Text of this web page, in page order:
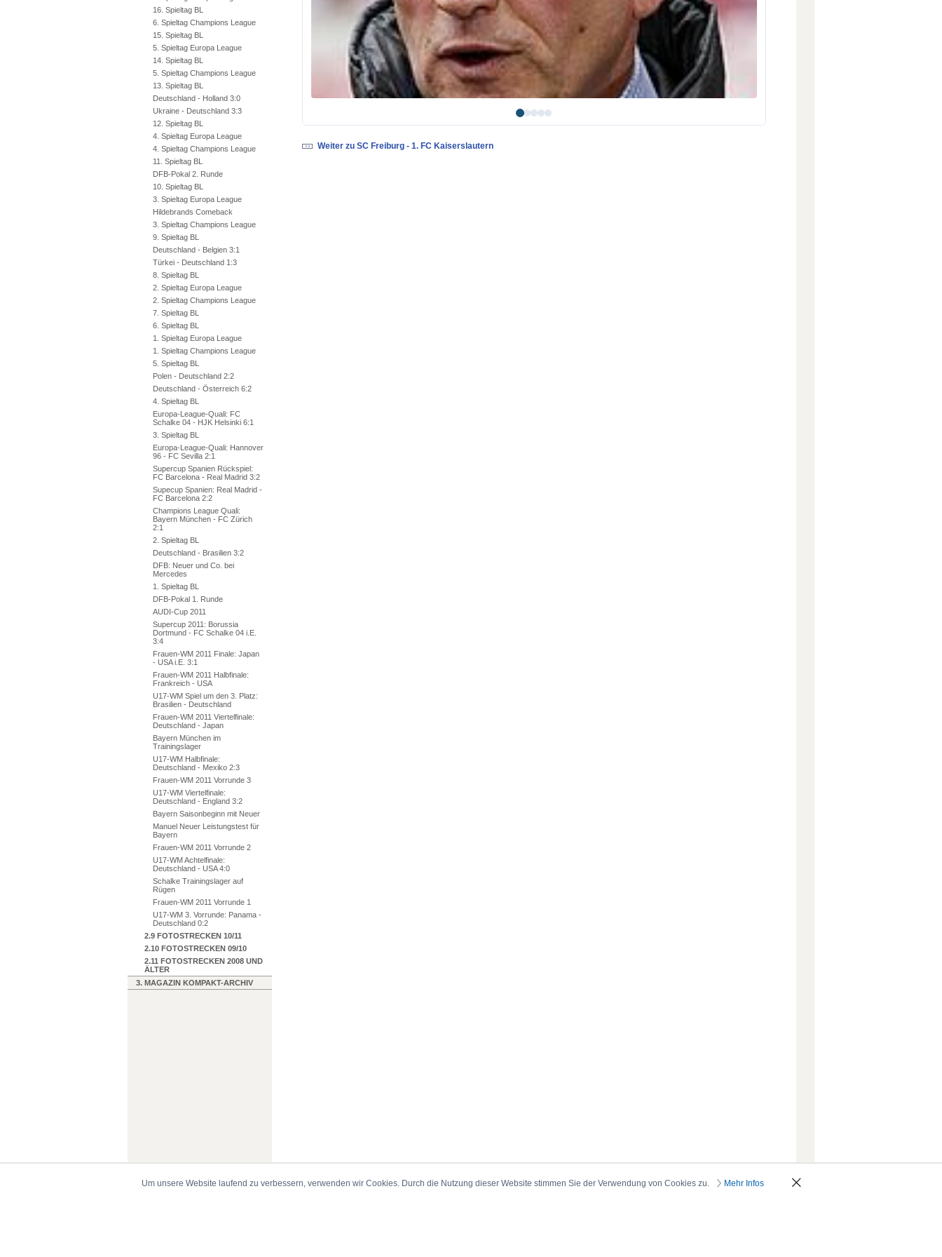
16. Spieltag BL
6. Spieltag Champions League
15. Spieltag BL
5. Spieltag Europa League
14. Spieltag BL
5. Spieltag Champions League
13. Spieltag BL
Deutschland - Holland 3:0
Ukraine - Deutschland 3:3
12. Spieltag BL
4. Spieltag Europa League
4. Spieltag Champions League
11. Spieltag BL
DFB-Pokal 2. Runde
10. Spieltag BL
3. Spieltag Europa League
Hildebrands Comeback
3. Spieltag Champions League
9. Spieltag BL
Deutschland - Belgien 3:1
Türkei - Deutschland 1:3
8. Spieltag BL
2. Spieltag Europa League
2. Spieltag Champions League
7. Spieltag BL
6. Spieltag BL
1. Spieltag Europa League
1. Spieltag Champions League
5. Spieltag BL
Polen - Deutschland 2:2
Deutschland - Österreich 6:2
4. Spieltag BL
Europa-League-Quali: FC
Schalke 04 - HJK Helsinki 6:1
3. Spieltag BL
Europa-League-Quali: Hannover
96 - FC Sevilla 2:1
Supercup Spanien Rückspiel:
FC Barcelona - Real Madrid 3:2
Supecup Spanien: Real Madrid -
FC Barcelona 2:2
Champions League Quali:
Bayern München - FC Zürich
2:1
2. Spieltag BL
Deutschland - Brasilien 3:2
DFB: Neuer und Co. bei
Mercedes
1. Spieltag BL
DFB-Pokal 1. Runde
AUDI-Cup 2011
Supercup 2011: Borussia
Dortmund - FC Schalke 04 i.E.
3:4
Frauen-WM 2011 Finale: Japan
- USA i.E. 3:1
Frauen-WM 2011 Halbfinale:
Frankreich - USA
U17-WM Spiel um den 3. Platz:
Brasilien - Deutschland
Frauen-WM 2011 Viertelfinale:
Deutschland - Japan
Bayern München im
Trainingslager
U17-WM Halbfinale:
Deutschland - Mexiko 2:3
Frauen-WM 2011 Vorrunde 3
U17-WM Viertelfinale:
Deutschland - England 3:2
Bayern Saisonbeginn mit Neuer
Manuel Neuer Leistungstest für
Bayern
Frauen-WM 2011 Vorrunde 2
U17-WM Achtelfinale:
Deutschland - USA 4:0
Schalke Trainingslager auf
Rügen
Frauen-WM 2011 Vorrunde 1
U17-WM 3. Vorrunde: Panama -
Deutschland 0:2
2.9 FOTOSTRECKEN 10/11
2.10 FOTOSTRECKEN 09/10
2.11 FOTOSTRECKEN 2008 UND
ÄLTER
3. MAGAZIN KOMPAKT-ARCHIV
Weiter zu SC Freiburg - 1. FC Kaiserslautern
Um unsere Website laufend zu verbessern, verwenden wir Cookies. Durch die Nutzung dieser Website stimmen Sie der Verwendung von Cookies zu. Mehr Infos